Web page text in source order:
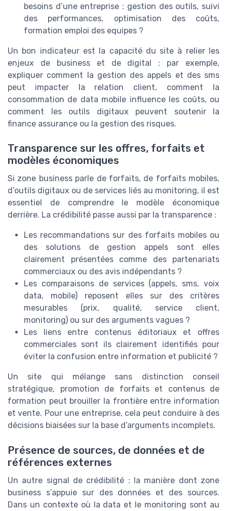
besoins d’une entreprise : gestion des outils, suivi
des performances, optimisation des coûts,
formation emploi des equipes ?
Un bon indicateur est la capacité du site à relier les
enjeux de business et de digital : par exemple,
expliquer comment la gestion des appels et des sms
peut impacter la relation client, comment la
consommation de data mobile influence les coûts, ou
comment les outils digitaux peuvent soutenir la
finance assurance ou la gestion des risques.
Transparence sur les offres, forfaits et
modèles économiques
Si zone business parle de forfaits, de forfaits mobiles,
d’outils digitaux ou de services liés au monitoring, il est
essentiel de comprendre le modèle économique
derrière. La crédibilité passe aussi par la transparence :
Les recommandations sur des forfaits mobiles ou
des solutions de gestion appels sont elles
clairement présentées comme des partenariats
commerciaux ou des avis indépendants ?
Les comparaisons de services (appels, sms, voix
data, mobile) reposent elles sur des critères
mesurables (prix, qualité, service client,
monitoring) ou sur des arguments vagues ?
Les liens entre contenus éditoriaux et offres
commerciales sont ils clairement identifiés pour
éviter la confusion entre information et publicité ?
Un site qui mélange sans distinction conseil
stratégique, promotion de forfaits et contenus de
formation peut brouiller la frontière entre information
et vente. Pour une entreprise, cela peut conduire à des
décisions biaisées sur la base d’arguments incomplets.
Présence de sources, de données et de
références externes
Un autre signal de crédibilité : la manière dont zone
business s’appuie sur des données et des sources.
Dans un contexte où la data et le monitoring sont au